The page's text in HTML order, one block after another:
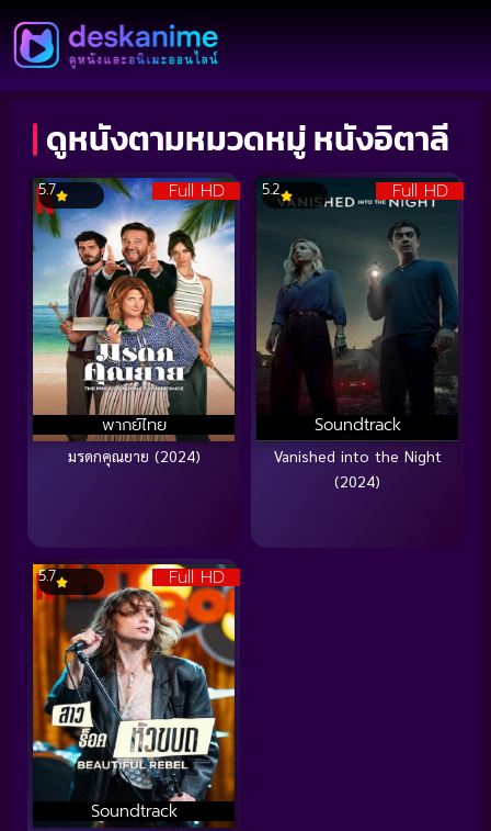
ดูหนังตามหมวดหมู่ หนังอิตาลี
Full HD
พากย์ไทย
5.7
มรดกคุณยาย (2024)
Full HD
Soundtrack
5.2
Vanished into the Night
(2024)
Full HD
Soundtrack
5.7